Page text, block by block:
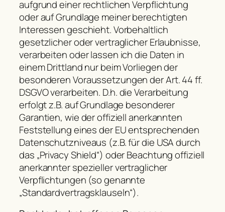
aufgrund einer rechtlichen Verpflichtung
oder auf Grundlage meiner berechtigten
Interessen geschieht. Vorbehaltlich
gesetzlicher oder vertraglicher Erlaubnisse,
verarbeiten oder lassen ich die Daten in
einem Drittland nur beim Vorliegen der
besonderen Voraussetzungen der Art. 44 ff.
DSGVO verarbeiten. D.h. die Verarbeitung
erfolgt z.B. auf Grundlage besonderer
Garantien, wie der offiziell anerkannten
Feststellung eines der EU entsprechenden
Datenschutzniveaus (z.B. für die USA durch
das „Privacy Shield“) oder Beachtung offiziell
anerkannter spezieller vertraglicher
Verpflichtungen (so genannte
„Standardvertragsklauseln“).